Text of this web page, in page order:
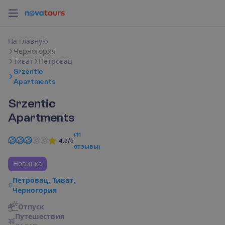
На главную
Черногория
Тиват
Петровац
Srzentic
Apartments
Srzentic
Apartments
4.3/5
(11
отзывы)
Новинка
Петровац, Тиват,
Черногория
Отпуск
Путешествия